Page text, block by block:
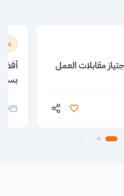
مقابلات العمل